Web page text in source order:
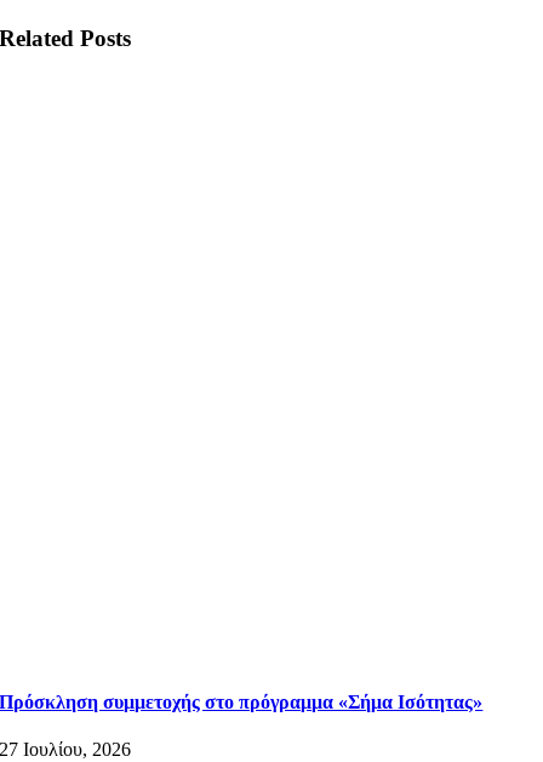
Related Posts
Πρόσκληση συμμετοχής στο πρόγραμμα «Σήμα Ισότητας»
27 Ιουλίου, 2026